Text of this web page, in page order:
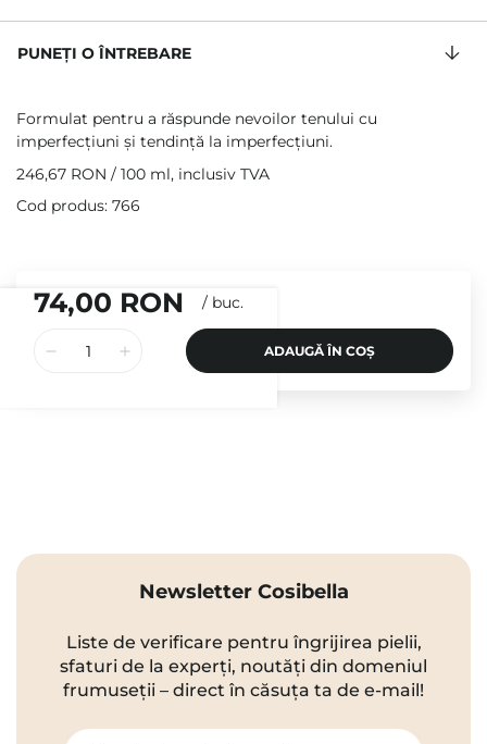
74,00 RON / buc.
ADAUGĂ ÎN COȘ
PUNEȚI O ÎNTREBARE
Formulat pentru a răspunde nevoilor tenului cu
imperfecțiuni și tendință la imperfecțiuni.
246,67 RON / 100 ml, inclusiv TVA
Cod produs: 766
Newsletter Cosibella
Liste de verificare pentru îngrijirea pielii,
sfaturi de la experți, noutăți din domeniul
frumuseții – direct în căsuța ta de e-mail!